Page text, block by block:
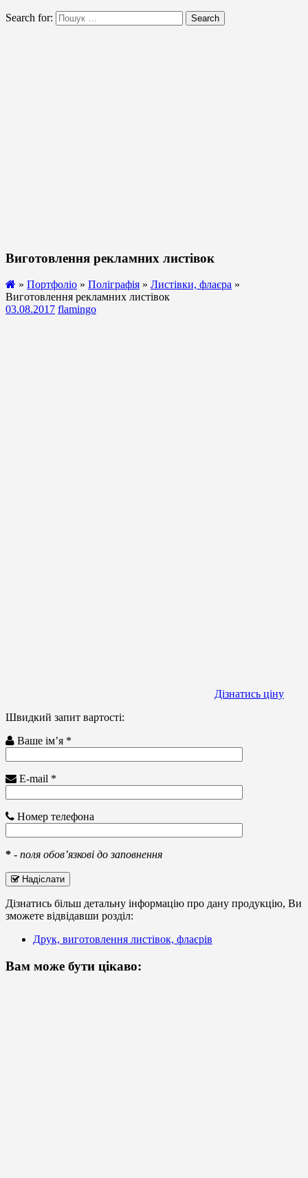
Search for: Search
Виготовлення рекламних листівок
» Портфоліо » Поліграфія » Листівки, флаєра »
Виготовлення рекламних листівок
03.08.2017 flamingo
Дізнатись ціну
Швидкий запит вартості:
Ваше ім’я *
E-mail *
Номер телефона
* - поля обов’язкові до заповнення
Надіслати
Дізнатись більш детальну інформацію про дану продукцію, Ви
зможете відвідавши розділ:
Друк, виготовлення листівок, флаєрів
Вам може бути цікаво: